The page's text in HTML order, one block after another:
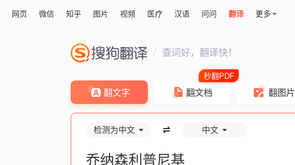
网页 微信 知乎 图片 视频 医疗 汉语 问问 翻译 更多
查词好，翻译快！
翻文字 翻文档 翻图片
检测为中文 中文